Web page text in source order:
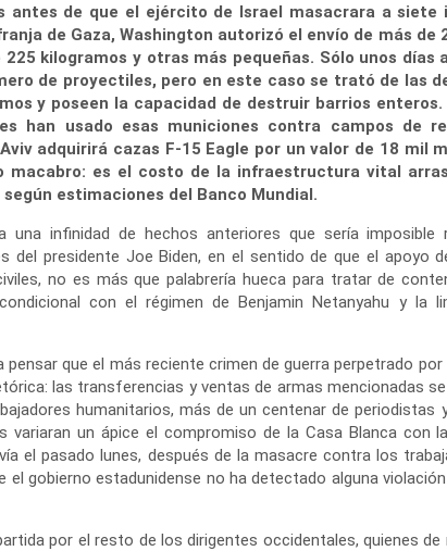
antes de que el ejército de Israel masacrara a siete
de Gaza, Washington autorizó el envío de más de
kilogramos y otras más pequeñas. Sólo unos días
de proyectiles, pero en este caso se trató de las
y poseen la capacidad de destruir barrios
han usado esas municiones contra campos de
adquirirá cazas F-15 Eagle por un valor de 18 mil
macabro: es el costo de la infraestructura vital
estimaciones del Banco Mundial.
una infinidad de hechos anteriores que sería imposible
del presidente Joe Biden, en el sentido de que el apoyo
no es más que palabrería hueca para tratar de
con el régimen de Benjamin Netanyahu y la
pensar que el más reciente crimen de guerra perpetrado
las transferencias y ventas de armas mencionadas
humanitarios, más de un centenar de periodistas
variaran un ápice el compromiso de la Casa Blanca con
el pasado lunes, después de la masacre contra los
el gobierno estadunidense no ha detectado alguna
por el resto de los dirigentes occidentales, quienes de